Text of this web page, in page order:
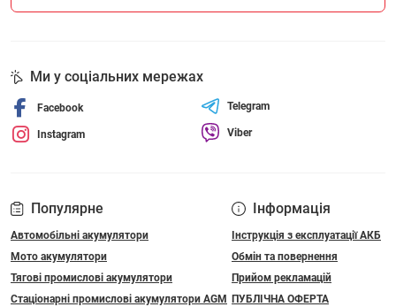
Популярне
Автомобільні акумулятори
Мото акумулятори
Тягові промислові акумулятори
Стаціонарні промислові акумулятори АGM
Інформація
Інструкція з експлуатації АКБ
Обмін та повернення
Прийом рекламацій
ПУБЛІЧНА ОФЕРТА
Ми у соціальних мережах
Facebook
Instagram
Telegram
Viber